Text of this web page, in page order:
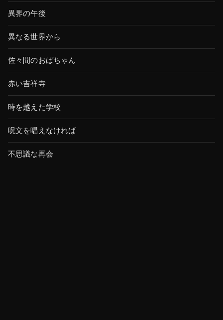
異界の午後
異なる世界から
佐々間のおばちゃん
赤い吉祥寺
時を越えた学校
呪文を唱えなければ
不思議な再会